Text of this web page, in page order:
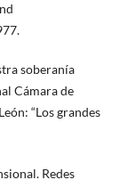
soberanía
Cámara de
“Los grandes
Redes